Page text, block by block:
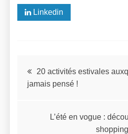
Linkedin
20 activités estivales
jamais pensé !
L’été en vogue :